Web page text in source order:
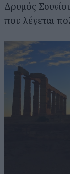
Δρυμός
που λέγεται